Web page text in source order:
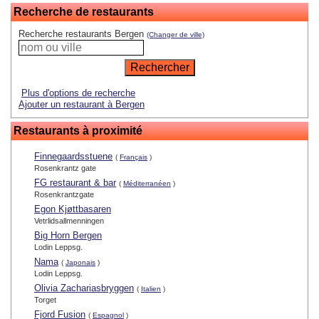
Recherche de restaurants
Recherche restaurants Bergen (Changer de ville)
Plus d'options de recherche
Ajouter un restaurant à Bergen
Restaurants à proximité
Finnegaardsstuene ( Français )
Rosenkrantz gate
FG restaurant & bar ( Méditerranéen )
Rosenkrantzgate
Egon Kjøttbasaren
Vetrlidsallmenningen
Big Horn Bergen
Lodin Leppsg.
Nama ( Japonais )
Lodin Leppsg.
Olivia Zachariasbryggen ( Italien )
Torget
Fjord Fusion ( Espagnol )